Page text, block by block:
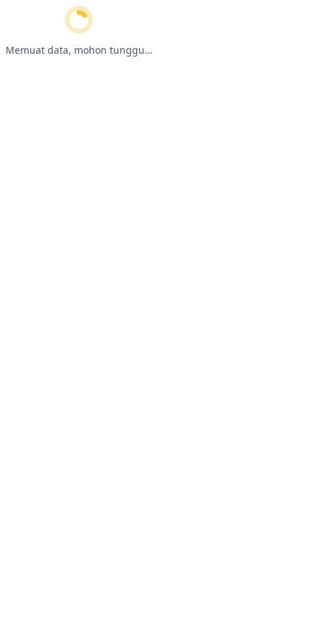
Memuat data, mohon tunggu…